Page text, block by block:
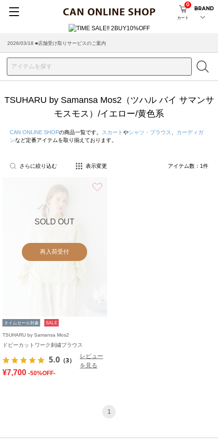
カート
0
BRAND
2026/03/18 ■店舗受け取りサービスのご案内
TSUHARU by Samansa Mos2（ツハル バイ サマンサ
モスモス）/イエロー/黄色系
CAN ONLINE SHOPの商品一覧です。 スカート やシャツ・ブラウス
カーディガ
ンなど定番アイテムを取り揃えております。
さらに絞り込む 表示変更 アイテム数： 1件
SOLD OUT
再入荷受付
タイムセール対象 SALE
TSUHARU by Samansa Mos2
ドビーカットワーク刺繍ブラウス
5.0 （3）
レビュー
を見る
¥7,700 -50%OFF-
1